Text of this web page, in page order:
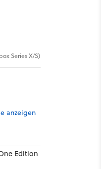
Series X/S)
anzeigen
Edition